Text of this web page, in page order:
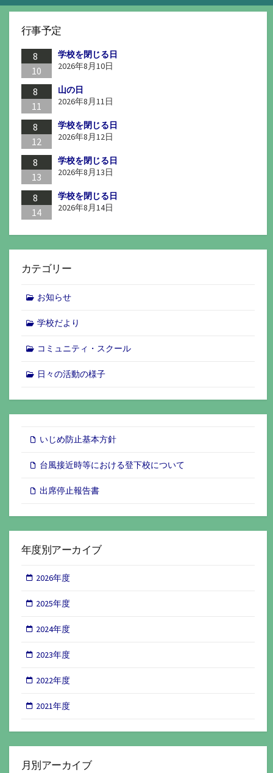
行事予定
8
10
学校を閉じる日
2026年8月10日
8
11
山の日
2026年8月11日
8
12
学校を閉じる日
2026年8月12日
8
13
学校を閉じる日
2026年8月13日
8
14
学校を閉じる日
2026年8月14日
カテゴリー
お知らせ
学校だより
コミュニティ・スクール
日々の活動の様子
いじめ防止基本方針
台風接近時等における登下校について
出席停止報告書
年度別アーカイブ
2026年度
2025年度
2024年度
2023年度
2022年度
2021年度
月別アーカイブ